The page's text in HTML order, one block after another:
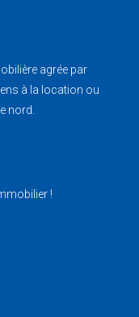
agrée par
à la location ou
nord.
!